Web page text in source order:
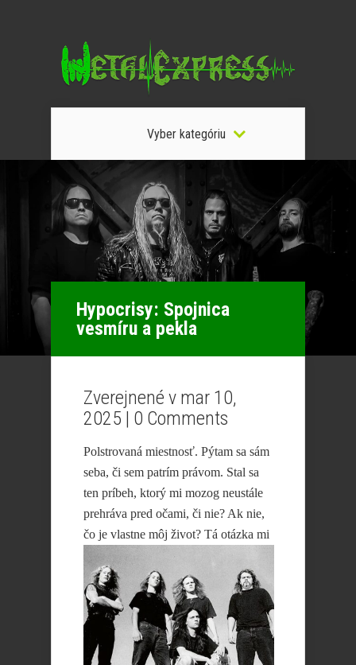
Vyber kategóriu
Hypocrisy: Spojnica
vesmíru a pekla
Zverejnené v mar 10,
2025 | 0 Comments
Polstrovaná miestnosť. Pýtam sa sám
seba, či sem patrím právom. Stal sa
ten príbeh, ktorý mi mozog neustále
prehráva pred očami, či nie? Ak nie,
čo je vlastne môj život? Tá otázka mi